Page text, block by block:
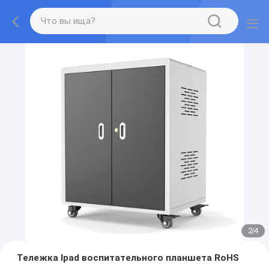
2/4
Тележка Ipad воспитательного планшета RoHS